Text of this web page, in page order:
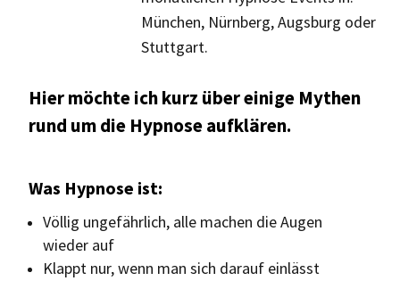
München, Nürnberg, Augsburg oder
Stuttgart.
Hier möchte ich kurz über einige Mythen
rund um die Hypnose aufklären.
Was Hypnose ist:
Völlig ungefährlich, alle machen die Augen
wieder auf
Klappt nur, wenn man sich darauf einlässt